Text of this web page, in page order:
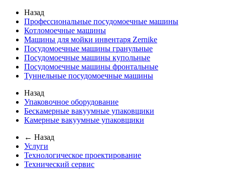
Назад
Профессиональные посудомоечные машины
Котломоечные машины
Машины для мойки инвентаря Zernike
Посудомоечные машины гранульные
Посудомоечные машины купольные
Посудомоечные машины фронтальные
Туннельные посудомоечные машины
Назад
Упаковочное оборудование
Бескамерные вакуумные упаковщики
Камерные вакуумные упаковщики
← Назад
Услуги
Технологическое проектирование
Технический сервис